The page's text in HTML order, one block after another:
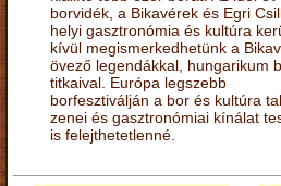
borvidék, a Bikavérek és Egri
helyi gasztronómia és kultúra
kívül megismerkedhetünk a
övező legendákkal, hungarikum
titkaival. Európa legszebb
borfesztiválján a bor és kultúra
zenei és gasztronómiai kínálat
is felejthetetlenné.